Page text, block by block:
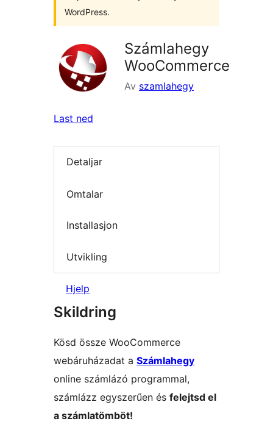
WordPress.
Számlahegy
WooCommerce
Av szamlahegy
Last ned
Detaljar
Omtalar
Installasjon
Utvikling
Hjelp
Skildring
Kösd össze WooCommerce
webáruházadat a Számlahegy
online számlázó programmal,
számlázz egyszerűen és felejtsd el
a számlatömböt!